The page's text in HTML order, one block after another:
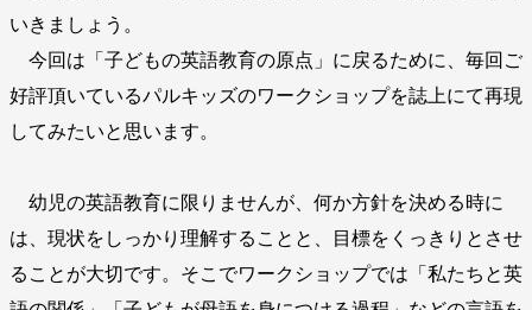
いきましょう。
今回は「子どもの英語教育の原点」に戻るために、毎回ご
好評頂いているパルキッズのワークショップを誌上にて再現
してみたいと思います。
幼児の英語教育に限りませんが、何か方針を決める時に
は、現状をしっかり理解することと、目標をくっきりとさせ
ることが大切です。そこでワークショップでは「私たちと英